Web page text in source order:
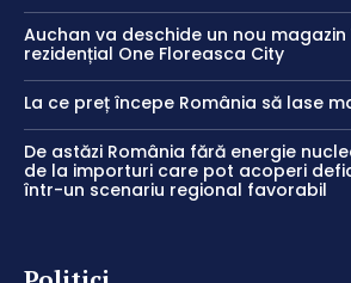
Auchan va deschide un nou
rezidențial One Floreasca City
La ce preț începe România să lase
De astăzi România fără energie
de la importuri care pot acoperi
într-un scenariu regional favorabil